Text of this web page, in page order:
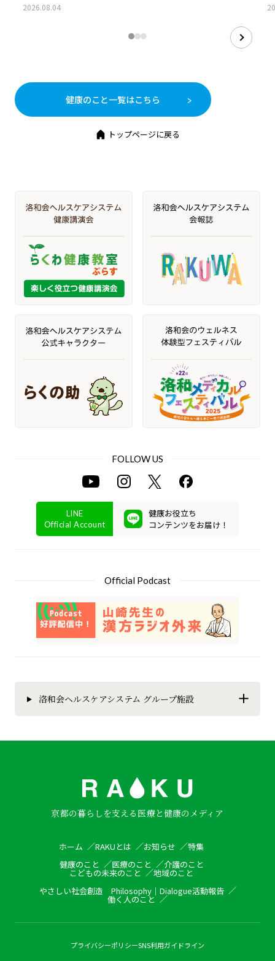
2026.08.04
健康のこと一覧はこちら
トップページに戻る
FOLLOW US
LINE
Official Account
健康お役立ち
コンテンツをお届け！
Official Podcast
洛和会ヘルスケアシステム グループ施設
京都の暮らしを支える医療と健康のメディア
ホーム RAKUとは お知らせ
特集
健康のこと
医療のこと 介護のこと
こどもの未来のこと
地域のこと
やさしい社会創造 Philosophy｜ Dialogue活動報告
働く人のこと
プライバシーポリシーSNS利用ガイドライン